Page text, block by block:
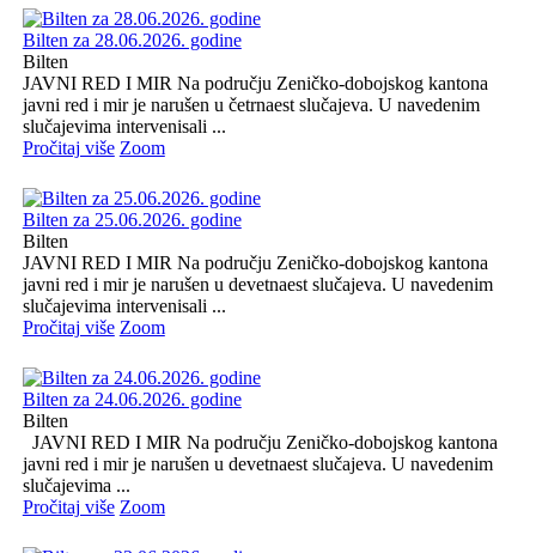
Bilten za 28.06.2026. godine
Bilten
JAVNI RED I MIR Na području Zeničko-dobojskog kantona
javni red i mir je narušen u četrnaest slučajeva. U navedenim
slučajevima intervenisali ...
Pročitaj više Zoom
Bilten za 25.06.2026. godine
Bilten
JAVNI RED I MIR Na području Zeničko-dobojskog kantona
javni red i mir je narušen u devetnaest slučajeva. U navedenim
slučajevima intervenisali ...
Pročitaj više Zoom
Bilten za 24.06.2026. godine
Bilten
JAVNI RED I MIR Na području Zeničko-dobojskog kantona
javni red i mir je narušen u devetnaest slučajeva. U navedenim
slučajevima ...
Pročitaj više Zoom